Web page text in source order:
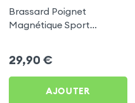
Brassard Poignet
Magnétique Sport
29,90 €
AJOUTER